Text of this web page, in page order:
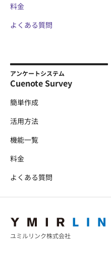
料金
よくある質問
アンケートシステム
Cuenote Survey
簡単作成
活用方法
機能一覧
料金
よくある質問
ユミルリンク株式会社